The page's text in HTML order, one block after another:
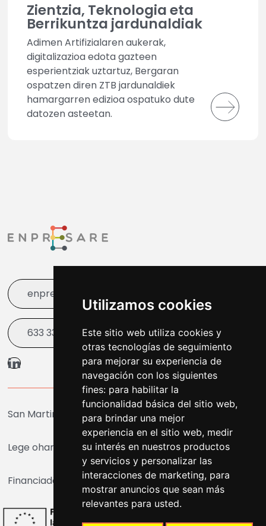
Utilizamos cookies
Este sitio web utiliza cookies y
otras tecnologías de seguimiento
para mejorar su experiencia de
navegación con los siguientes
fines: para habilitar la
funcionalidad básica del sitio web,
para brindar una mejor
experiencia en el sitio web, medir
su interés en nuestros productos
y servicios y personalizar las
interacciones de marketing, para
mostrar anuncios que sean más
relevantes para usted.
Zientzia, Teknologia eta
Berrikuntza jardunaldiak
Adimen Artifizialaren aukerak,
digitalizazioa edota gazteen
esperientziak uztartuz, Bergaran
ospatzen diren ZTB jardunaldiek
hamargarren edizioa ospatuko dute
datozen asteetan.
enpresare@bergara.eus
633 338 003
San Martin Agirre Plaza 1, Bergara
Lege oharra Cookiak|Irisgarritasuna
Financiado por la Unión Europea - NextGenerationEU